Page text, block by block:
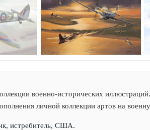
военно-исторических
личной коллекции артов на
истребитель, США.